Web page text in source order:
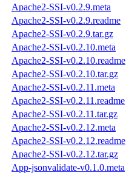
Apache2-SSI-v0.2.9.meta
Apache2-SSI-v0.2.9.readme
Apache2-SSI-v0.2.9.tar.gz
Apache2-SSI-v0.2.10.meta
Apache2-SSI-v0.2.10.readme
Apache2-SSI-v0.2.10.tar.gz
Apache2-SSI-v0.2.11.meta
Apache2-SSI-v0.2.11.readme
Apache2-SSI-v0.2.11.tar.gz
Apache2-SSI-v0.2.12.meta
Apache2-SSI-v0.2.12.readme
Apache2-SSI-v0.2.12.tar.gz
App-jsonvalidate-v0.1.0.meta